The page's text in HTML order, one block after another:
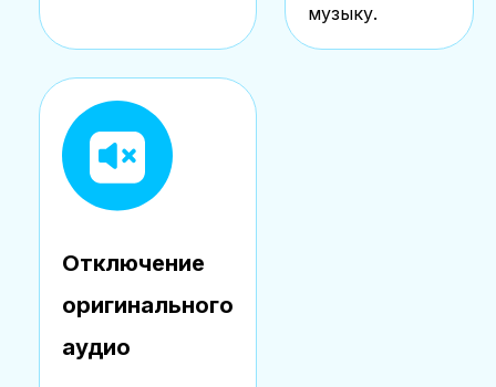
музыку.
Отключение
оригинального
аудио